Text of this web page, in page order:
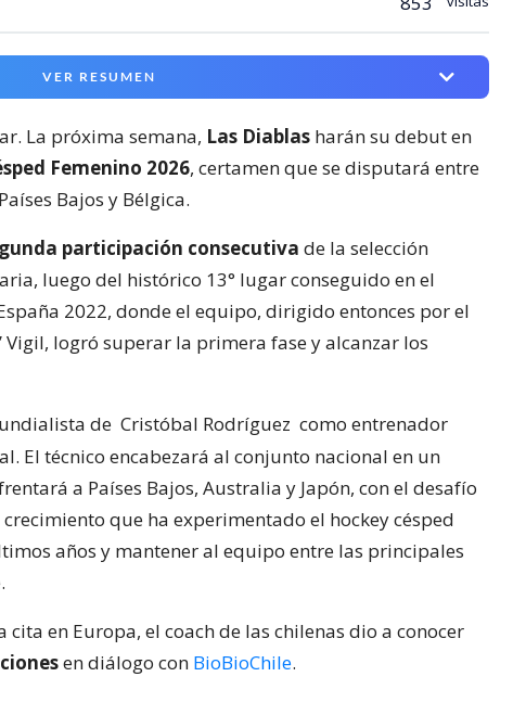
VER RESUMEN
La próxima semana, Las Diablas harán su debut en
Femenino 2026, certamen que se disputará entre
Bajos y Bélgica.
participación consecutiva de la selección
luego del histórico 13° lugar conseguido en el
2022, donde el equipo, dirigido entonces por el
Vigil, logró superar la primera fase y alcanzar los
de Cristóbal Rodríguez como entrenador
El técnico encabezará al conjunto nacional en un
a Países Bajos, Australia y Japón, con el desafío
que ha experimentado el hockey césped
años y mantener al equipo entre las principales
cita en Europa, el coach de las chilenas dio a conocer
en diálogo con BioBioChile.